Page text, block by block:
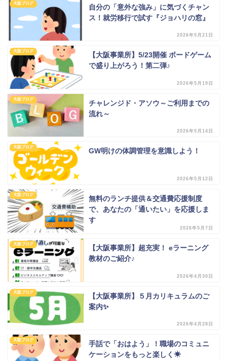
大阪ブログ
自分の「意外な強み」に気づくチャン
ス！就労移行で試す『ジョハリの窓』
2026年5月21日
大阪ブログ
【大阪事業所】5/23開催 ボードゲーム
で盛り上がろう！第二弾♪
2026年5月19日
大阪ブログ
チャレンジド・アソウ～ご利用までの
流れ～
2026年5月14日
大阪ブログ GW明けの体調管理を意識しよう！
2026年5月12日
大阪ブログ
無料のランチ提供＆交通費応援制度
で、あなたの「通いたい」を応援しま
す
2026年5月7日
大阪ブログ
【大阪事業所】超充実！ eラーニング
教材のご紹介♪
2026年4月30日
大阪ブログ
【大阪事業所】５月カリキュラムのご
案内✨
2026年4月28日
大阪ブログ
手話で「おはよう」！職場のコミュニ
ケーションをもっと楽しく☀